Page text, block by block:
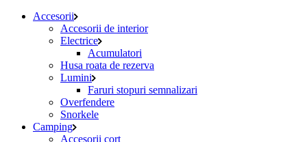
Accesorii
Accesorii de interior
Electrice
Acumulatori
Husa roata de rezerva
Lumini
Faruri stopuri semnalizari
Overfendere
Snorkele
Camping
Accesorii cort